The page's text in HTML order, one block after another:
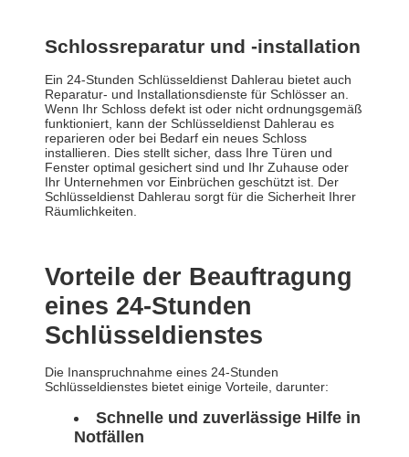
Schlossreparatur und -installation
Ein 24-Stunden Schlüsseldienst Dahlerau bietet auch
Reparatur- und Installationsdienste für Schlösser an.
Wenn Ihr Schloss defekt ist oder nicht ordnungsgemäß
funktioniert, kann der Schlüsseldienst Dahlerau es
reparieren oder bei Bedarf ein neues Schloss
installieren. Dies stellt sicher, dass Ihre Türen und
Fenster optimal gesichert sind und Ihr Zuhause oder
Ihr Unternehmen vor Einbrüchen geschützt ist. Der
Schlüsseldienst Dahlerau sorgt für die Sicherheit Ihrer
Räumlichkeiten.
Vorteile der Beauftragung
eines 24-Stunden
Schlüsseldienstes
Die Inanspruchnahme eines 24-Stunden
Schlüsseldienstes bietet einige Vorteile, darunter:
Schnelle und zuverlässige Hilfe in
Notfällen